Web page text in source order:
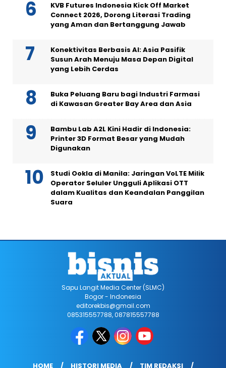
KVB Futures Indonesia Kick Off Market
Connect 2026, Dorong Literasi Trading
yang Aman dan Bertanggung Jawab
Konektivitas Berbasis AI: Asia Pasifik
Susun Arah Menuju Masa Depan Digital
yang Lebih Cerdas
Buka Peluang Baru bagi Industri Farmasi
di Kawasan Greater Bay Area dan Asia
Bambu Lab A2L Kini Hadir di Indonesia:
Printer 3D Format Besar yang Mudah
Digunakan
Studi Ookla di Manila: Jaringan VoLTE Milik
Operator Seluler Ungguli Aplikasi OTT
dalam Kualitas dan Keandalan Panggilan
Suara
Sapu Langit Media Center (SLMC)
Bogor - Indonesia
editorekbis@gmail.com
085315557788, 087815557788
HOME HISTORI MEDIA TIM REDAKSI